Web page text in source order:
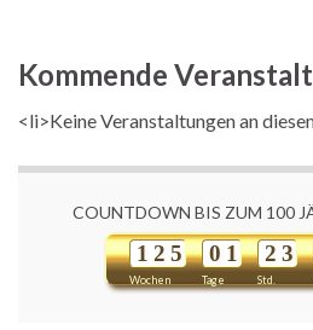
Kommende
<li>Keine Veranstaltungen an
COUNTDOWN BIS ZUM 100
Wochen
1 2 5
Tage
0 1
Std.
2 3